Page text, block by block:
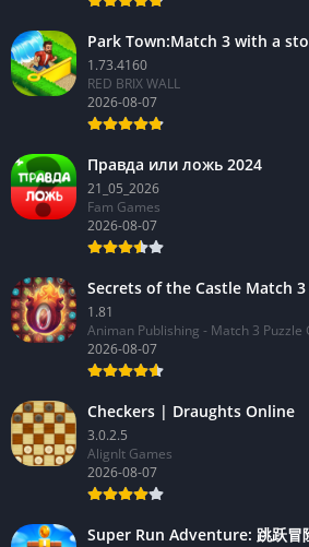
Park Town:Match 3 with a
1.73.4160
RED BRIX WALL
2026-08-07
Правда или ложь 2024
21_05_2026
Fam Games
2026-08-07
Secrets of the Castle Match 3
1.81
Animan Publishing - Match 3 Puzzle
2026-08-07
Checkers | Draughts Online
3.0.2.5
AlignIt Games
2026-08-07
Super Run Adventure: 跳跃冒